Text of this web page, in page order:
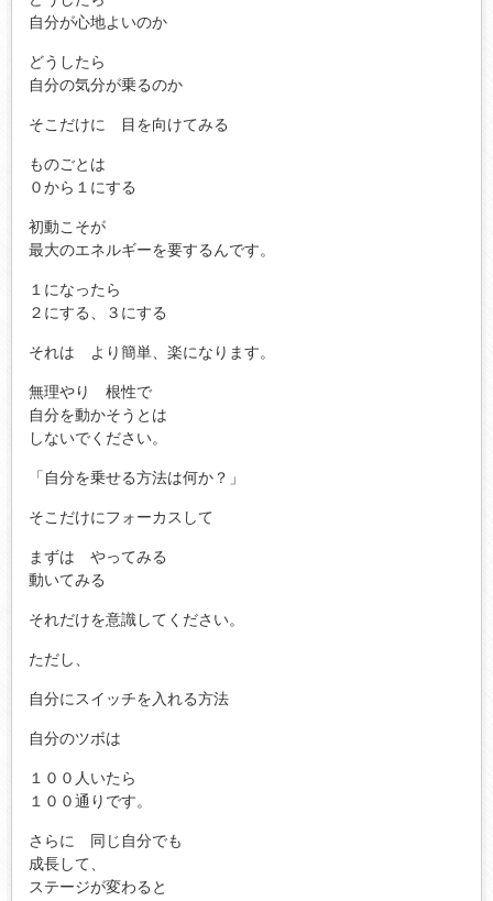
自分が心地よいのか
どうしたら
自分の気分が乗るのか
そこだけに 目を向けてみる
ものごとは
０から１にする
初動こそが
最大のエネルギーを要するんです。
１になったら
２にする、３にする
それは より簡単、楽になります。
無理やり 根性で
自分を動かそうとは
しないでください。
「自分を乗せる方法は何か？」
そこだけにフォーカスして
まずは やってみる
動いてみる
それだけを意識してください。
ただし、
自分にスイッチを入れる方法
自分のツボは
１００人いたら
１００通りです。
さらに 同じ自分でも
成長して、
ステージが変わると